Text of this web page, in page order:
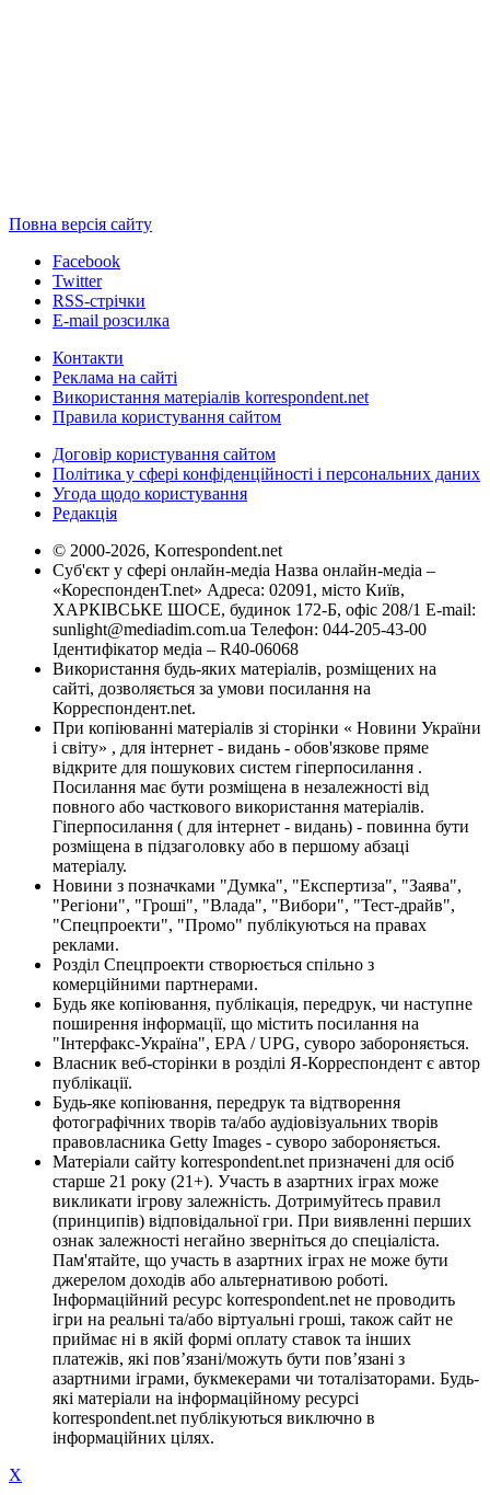
Повна версія сайту
Facebook
Twitter
RSS-стрічки
E-mail розсилка
Контакти
Реклама на сайті
Використання матеріалів korrespondent.net
Правила користування сайтом
Договір користування сайтом
Політика у сфері конфіденційності і персональних даних
Угода щодо користування
Редакція
© 2000-2026, Korrespondent.net
Суб'єкт у сфері онлайн-медіа Назва онлайн-медіа –
«КореспонденТ.net» Адреса: 02091, місто Київ,
ХАРКІВСЬКЕ ШОСЕ, будинок 172-Б, офіс 208/1 E-mail:
sunlight@mediadim.com.ua Телефон: 044-205-43-00
Ідентифікатор медіа – R40-06068
Використання будь-яких матеріалів, розміщених на
сайті, дозволяється за умови посилання на
Корреспондент.net.
При копіюванні матеріалів зі сторінки « Новини України
і світу» , для інтернет - видань - обов'язкове пряме
відкрите для пошукових систем гіперпосилання .
Посилання має бути розміщена в незалежності від
повного або часткового використання матеріалів.
Гіперпосилання ( для інтернет - видань) - повинна бути
розміщена в підзаголовку або в першому абзаці
матеріалу.
Новини з позначками "Думка", "Експертиза", "Заява",
"Регіони", "Гроші", "Влада", "Вибори", "Тест-драйв",
"Спецпроекти", "Промо" публікуються на правах
реклами.
Розділ Спецпроекти створюється спільно з
комерційними партнерами.
Будь яке копіювання, публікація, передрук, чи наступне
поширення інформації, що містить посилання на
"Інтерфакс-Україна", EPA / UPG, суворо забороняється.
Власник веб-сторінки в розділі Я-Корреспондент є автор
публікації.
Будь-яке копіювання, передрук та відтворення
фотографічних творів та/або аудіовізуальних творів
правовласника Getty Images - суворо забороняється.
Матеріали сайту korrespondent.net призначені для осіб
старше 21 року (21+). Участь в азартних іграх може
викликати ігрову залежність. Дотримуйтесь правил
(принципів) відповідальної гри. При виявленні перших
ознак залежності негайно зверніться до спеціаліста.
Пам'ятайте, що участь в азартних іграх не може бути
джерелом доходів або альтернативою роботі.
Інформаційний ресурс korrespondent.net не проводить
ігри на реальні та/або віртуальні гроші, також сайт не
приймає ні в якій формі оплату ставок та інших
платежів, які пов’язані/можуть бути пов’язані з
азартними іграми, букмекерами чи тоталізаторами. Будь-
які матеріали на інформаційному ресурсі
korrespondent.net публікуються виключно в
інформаційних цілях.
X